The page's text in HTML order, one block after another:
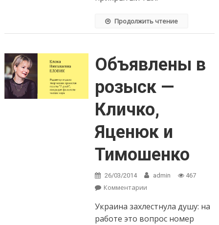
Продолжить чтение
Объявлены в
розыск —
Кличко,
Яценюк и
Тимошенко
26/03/2014 admin 467
Комментарии
Яценюк и
Тимошенко
Украина захлестнула душу: на
работе это вопрос номер